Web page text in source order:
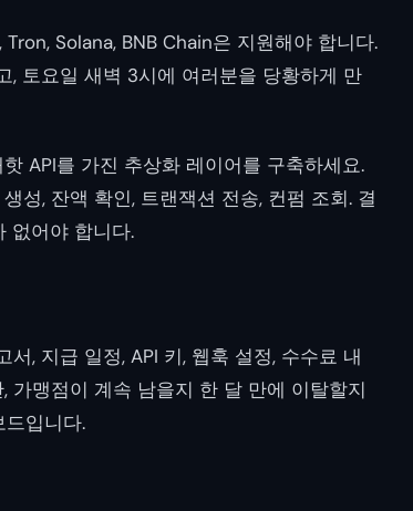
Solana, BNB Chain은 지원해야 합니다.
, 토요일 새벽 3시에 여러분을 당황하게 만
API를 가진 추상화 레이어를 구축하세요.
성, 잔액 확인, 트랜잭션 전송, 컨펌 조회. 결
없어야 합니다.
, 지급 일정, API 키, 웹훅 설정, 수수료 내
가맹점이 계속 남을지 한 달 만에 이탈할지
입니다.